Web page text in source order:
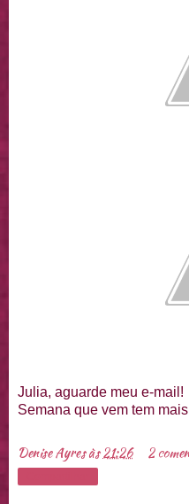
Julia, aguarde meu e-mail!
Semana que vem tem
Denise Ayresàs21:26 2